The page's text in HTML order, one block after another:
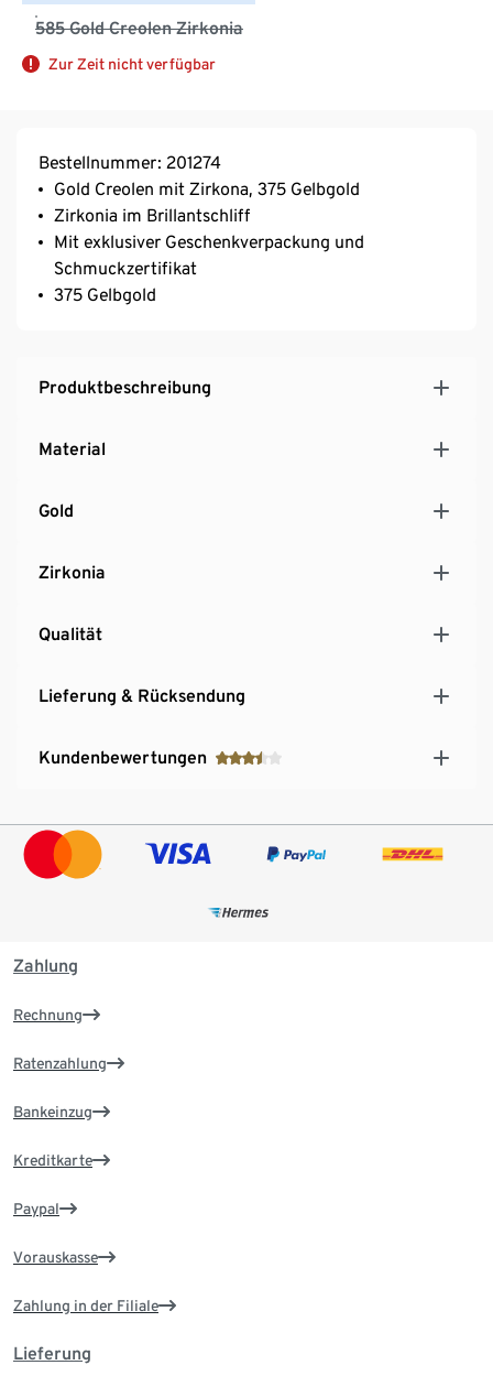
585 Gold Creolen Zirkonia
Zur Zeit nicht verfügbar
Bestellnummer: 201274
Gold Creolen mit Zirkona, 375 Gelbgold
Zirkonia im Brillantschliff
Mit exklusiver Geschenkverpackung und
Schmuckzertifikat
375 Gelbgold
Produktbeschreibung
Material
Gold
Zirkonia
Qualität
Lieferung & Rücksendung
Kundenbewertungen
Zahlung
Rechnung
Ratenzahlung
Bankeinzug
Kreditkarte
Paypal
Vorauskasse
Zahlung in der Filiale
Lieferung